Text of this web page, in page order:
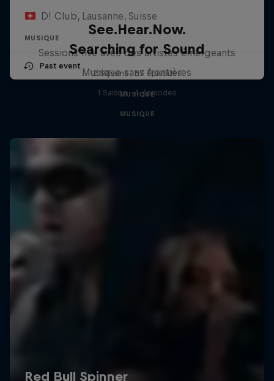
D! Club, Lausanne, Suisse
MUSIQUE
Past event
See.Hear.Now.
Sessions live avec des artistes émergeants
2 Saisons · 67 épisodes
MUSIQUE
Searching for Sound
Musique sans frontières
1 Saison · 4 épisodes
MUSIQUE